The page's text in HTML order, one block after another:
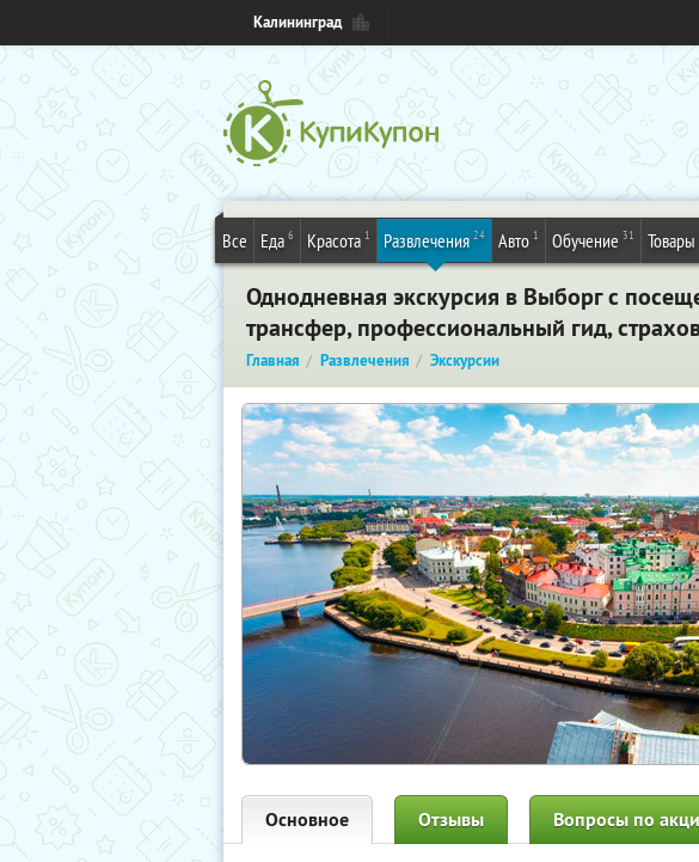
Калининград
Все Еда 6 Красота 1 Развлечения 24 Авто 1 Обучение 31 Товары
Однодневная экскурсия в Выборг с
трансфер, профессиональный гид,
Главная Развлечения Экскурсии
Основное Отзывы Вопросы по